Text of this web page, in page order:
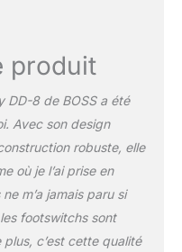
Entrées et sorties
stéréo, et
Independent,
et Wide Stereo
de
stéréo, Wet/Dry,
de contrôle
produit
DD-8 de BOSS a été
Avec son design
robuste, elle
où je l’ai prise en
m’a jamais paru si
footswitchs sont
c’est cette qualité